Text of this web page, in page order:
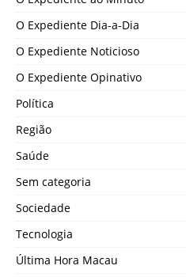
O Expediente Dia-a-Dia
O Expediente Noticioso
O Expediente Opinativo
Política
Região
Saúde
Sem categoria
Sociedade
Tecnologia
Última Hora Macau